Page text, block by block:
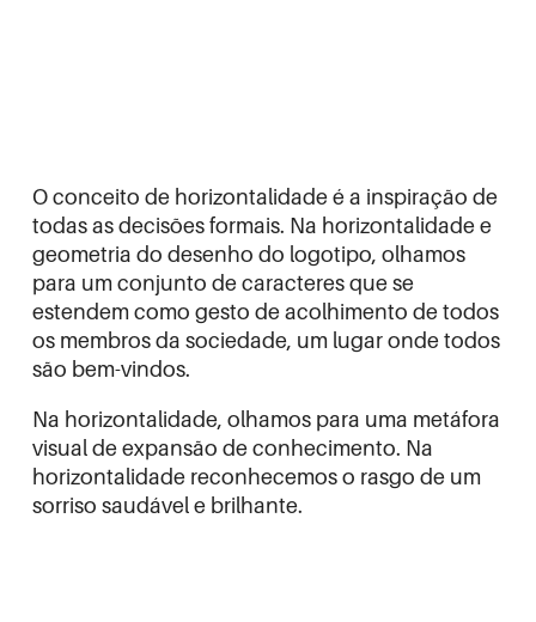
O conceito de horizontalidade é a inspiração de
todas as decisões formais. Na horizontalidade e
geometria do desenho do logotipo, olhamos
para um conjunto de caracteres que se
estendem como gesto de acolhimento de todos
os membros da sociedade, um lugar onde todos
são bem-vindos.
Na horizontalidade, olhamos para uma metáfora
visual de expansão de conhecimento. Na
horizontalidade reconhecemos o rasgo de um
sorriso saudável e brilhante.